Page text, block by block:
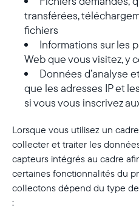
transférées,
fichiers
Informations sur les
Web que vous visitez, y
Données d’analyse
que les adresses IP et
si vous vous inscrivez
Lorsque vous utilisez un
collecter et traiter les
capteurs intégrés au cadre
certaines fonctionnalités du
collectons dépend du type
: